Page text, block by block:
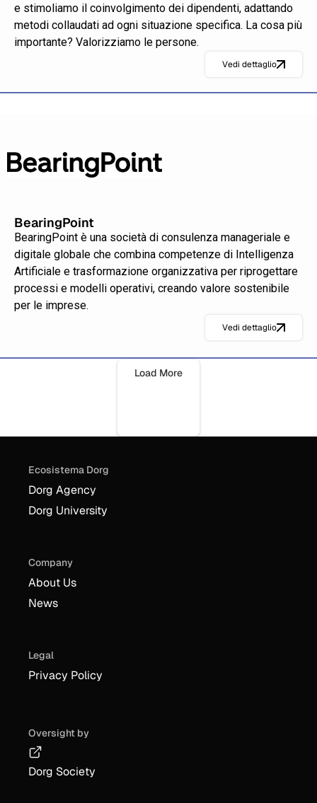
e stimoliamo il coinvolgimento dei dipendenti, adattando
metodi collaudati ad ogni situazione specifica. La cosa più
importante? Valorizziamo le persone.
Vedi dettaglio
BearingPoint
BearingPoint è una società di consulenza manageriale e
digitale globale che combina competenze di Intelligenza
Artificiale e trasformazione organizzativa per riprogettare
processi e modelli operativi, creando valore sostenibile
per le imprese.
Vedi dettaglio
Load More
Ecosistema Dorg
Dorg University
Dorg Agency
Company
News
About Us
Legal
Privacy Policy
Oversight by
Dorg Society